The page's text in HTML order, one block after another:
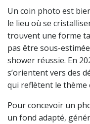
Un coin photo est
le lieu où se
trouvent une forme
pas être sous-
shower réussie. En
s’orientent vers des
qui reflètent le thème
Pour concevoir un
un fond adapté,